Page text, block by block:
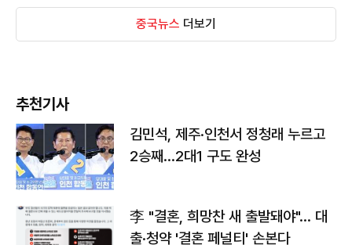
중국뉴스 더보기
추천기사
김민석, 제주·인천서 정청래 누르고
2승째…2대1 구도 완성
李 "결혼, 희망찬 새 출발돼야"… 대
출·청약 '결혼 페널티' 손본다